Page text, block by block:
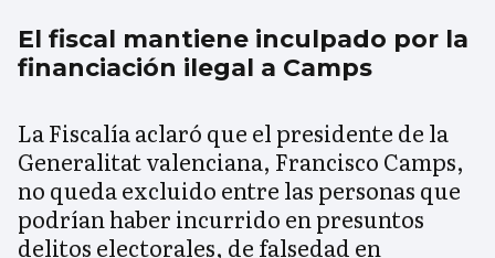
El fiscal mantiene inculpado por la
financiación ilegal a Camps
La Fiscalía aclaró que el presidente de la
Generalitat valenciana, Francisco Camps,
no queda excluido entre las personas que
podrían haber incurrido en presuntos
delitos electorales, de falsedad en